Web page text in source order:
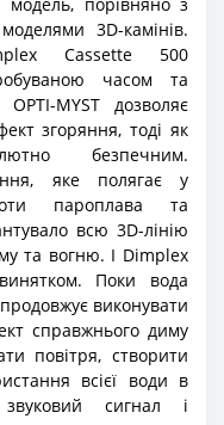
3D-камінів.
Cassette 500
часом та
MYST дозволяє
згоряння, тоді як
безпечним.
яке полягає у
пароплава та
всю 3D-лінію
та вогню. І Dimplex
Поки вода
виконувати
справжнього диму
повітря, створити
всієї води в
сигнал і